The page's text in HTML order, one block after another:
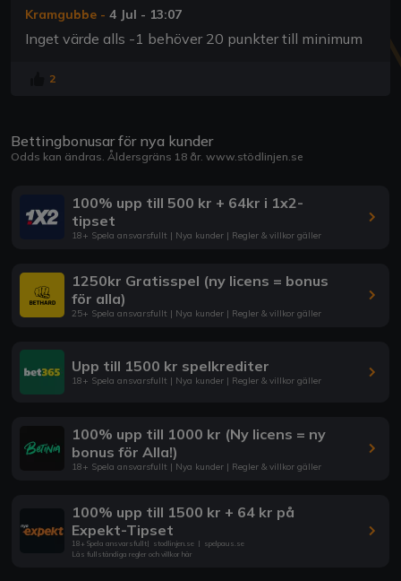
Kramgubbe - 4 Jul - 13:07
Inget värde alls -1 behöver 20 punkter till minimum
2
Bettingbonusar för nya kunder
Odds kan ändras. Åldersgräns 18 år. www.stödlinjen.se
100% upp till 500 kr + 64kr i 1x2-
tipset
18+ Spela ansvarsfullt | Nya kunder | Regler & villkor gäller
1250kr Gratisspel (ny licens = bonus
för alla)
25+ Spela ansvarsfullt | Nya kunder | Regler & villkor gäller
Upp till 1500 kr spelkrediter
18+ Spela ansvarsfullt | Nya kunder | Regler & villkor gäller
100% upp till 1000 kr (Ny licens = ny
bonus för Alla!)
18+ Spela ansvarsfullt | Nya kunder | Regler & villkor gäller
100% upp till 1500 kr + 64 kr på
Expekt-Tipset
18+ Spela ansvarsfullt| stodlinjen.se | spelpaus.se
Läs fullständiga regler och villkor här